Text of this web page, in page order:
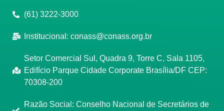
(61) 3222-3000
Institucional: conass@conass.org.br
Setor Comercial Sul, Quadra 9, Torre C, Sala 1105,
Edifício Parque Cidade Corporate Brasília/DF CEP:
70308-200
Razão Social: Conselho Nacional de Secretários de